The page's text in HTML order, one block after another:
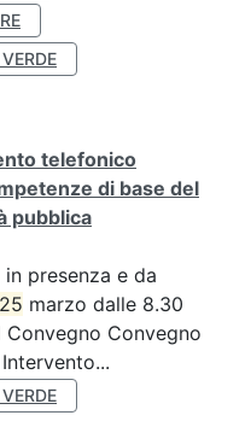
telefonico
di base del
pubblica
in presenza e da
25 marzo dalle 8.30
Convegno Convegno